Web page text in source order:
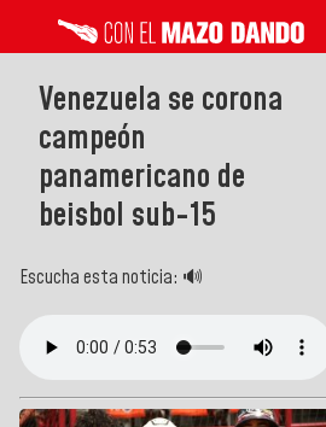
Venezuela se corona
campeón
panamericano de
beisbol sub-15
Escucha esta noticia: 🔊